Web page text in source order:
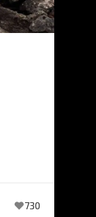
730